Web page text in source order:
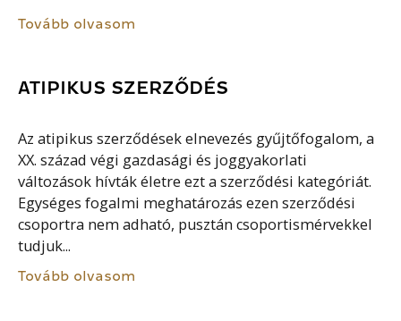
Tovább olvasom
ATIPIKUS SZERZŐDÉS
Az atipikus szerződések elnevezés gyűjtőfogalom, a
XX. század végi gazdasági és joggyakorlati
változások hívták életre ezt a szerződési kategóriát.
Egységes fogalmi meghatározás ezen szerződési
csoportra nem adható, pusztán csoportismérvekkel
tudjuk...
Tovább olvasom